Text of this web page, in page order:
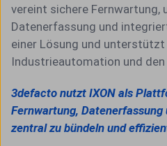
vereint sichere Fernwartung,
Datenerfassung und
einer Lösung und
Industrieautomation und
3defacto nutzt IXON als
Fernwartung, Datenerfassung
zentral zu bündeln und